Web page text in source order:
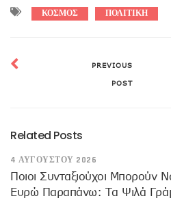
ΚΟΣΜΟΣ ΠΟΛΙΤΙΚΗ
PREVIOUS
POST
Related Posts
4 ΑΥΓΟΎΣΤΟΥ 2026
Ποιοι Συνταξιούχοι
Ευρώ Παραπάνω: Τα Ψιλά